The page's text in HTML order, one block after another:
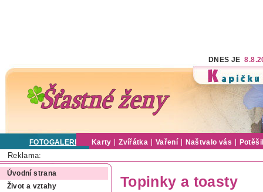
DNES JE
FOTOGALERIE Karty Zvířátka Vaření Naštvalo vás
Reklama:
Úvodní strana
Život a vztahy
Topinky a toasty